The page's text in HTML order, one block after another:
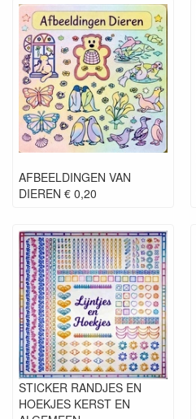
AFBEELDINGEN VAN
DIEREN € 0,20
STICKER RANDJES EN
HOEKJES KERST EN